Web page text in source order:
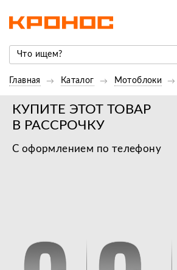
Главная Каталог Мотоблоки
КУПИТЕ ЭТОТ ТОВАР
В РАССРОЧКУ
С оформлением по телефону